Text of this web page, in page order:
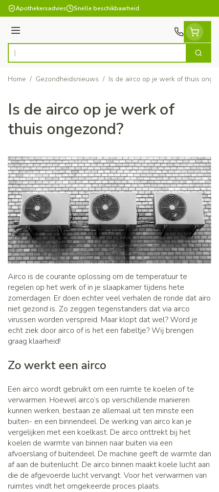
Ga naar de inhoud
Apothekersadvies Snelle beschikbaarheid
Menu
Product, merk, categorie... Zoek
Home / Gezondheidsnieuws / Is de airco op je werk of thuis
Is de airco op je werk of
thuis ongezond?
Airco is de courante oplossing om de temperatuur te
regelen op het werk of in je slaapkamer tijdens hete
zomerdagen. Er doen echter veel verhalen de ronde dat airo
niet gezond is. Zo zeggen tegenstanders dat via airco
virussen worden verspreid. Maar klopt dat wel? Word je
echt ziek door airco of is het een fabeltje? Wij brengen
graag klaarheid!
Zo werkt een airco
Een airco wordt gebruikt om een ruimte te koelen of te
verwarmen. Hoewel airco’s op verschillende manieren
kunnen werken, bestaan ze allemaal uit ten minste een
buiten- en een binnendeel. De werking van airco kan je
vergelijken met een koelkast. De airco onttrekt bij het
koelen de warmte van binnen naar buiten via een
afvoerslang of buitendeel. De machine geeft de warmte dan
af aan de buitenlucht. De airco binnen maakt koele lucht aan
die de afgevoerde lucht vervangt. Voor het verwarmen van
ruimtes vindt het omgekeerde proces plaats.